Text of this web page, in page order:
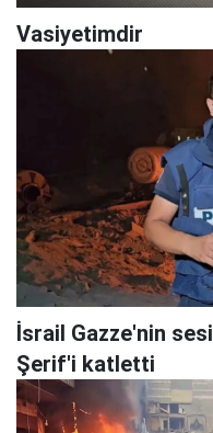
Vasiyetimdir
İsrail Gazze'nin
Şerif'i katletti